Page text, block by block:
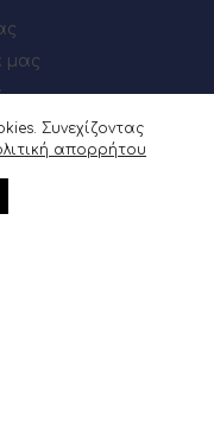
μας
Πάτρα
Συνεχίζοντας
απορρήτου